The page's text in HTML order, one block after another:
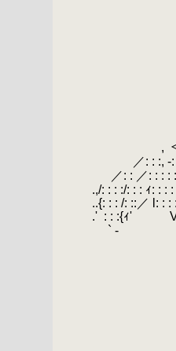
': : :l:
V:.:|: :
V:.
Y: :
/: : : :
/: : : : :
／: : :
／: :
, ＜:
,
／: : :,
／: : ／:
.,/: : : :/: :
..{: : : /: ::
.' : : :{ｨ' V: :
` - ﾏ: :
V: : :
V: : : :
V: : : : :
}: : /`ー
/::／ ／:
- ´ ／: :
,ｲ: : : :
/: : : : : :